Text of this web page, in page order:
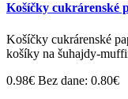
Košíčky cukrárenské
Košíčky cukrárenské
košíky na šuhajdy-
0.98€ Bez dane: 0.80€